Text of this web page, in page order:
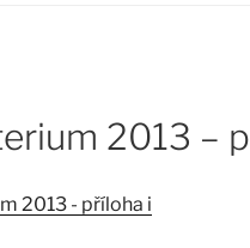
2013 –
2013 - příloha i